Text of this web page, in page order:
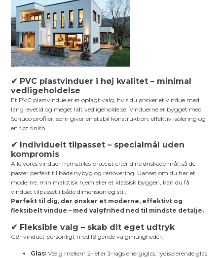
✔ PVC plastvinduer i høj kvalitet – minimal
vedligeholdelse
Et PVC plastvindue er et oplagt valg, hvis du ønsker et vindue med
lang levetid og meget lidt vedligeholdelse. Vinduerne er bygget med
Schüco profiler, som giver en stabil konstruktion, effektiv isolering og
en flot finish.
✔ Individuelt tilpasset – specialmål uden
kompromis
Alle vores vinduer fremstilles præcist efter dine ønskede mål, så de
passer perfekt til både nybyg og renovering. Uanset om du har et
moderne, minimalistisk hjem eller et klassisk byggeri, kan du få
vinduet tilpasset i både dimension og stil.
Perfekt til dig, der ønsker et moderne, effektivt og
fleksibelt vindue – med valgfrihed ned til mindste detalje.
✔ Fleksible valg – skab dit eget udtryk
Gør vinduet personligt med følgende valgmuligheder:
Glas: Vælg mellem 2- eller 3-lags energiglas, lydisolerende glas